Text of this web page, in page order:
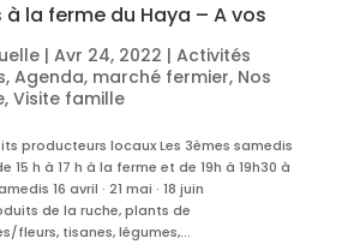
la ferme du Haya – A vos
| Avr 24, 2022 | Activités
, Agenda, marché fermier, Nos
, Visite famille
producteurs locaux Les 3èmes samedis
15 h à 17 h à la ferme et de 19h à 19h30 à
16 avril · 21 mai · 18 juin
de la ruche, plants de
fleurs, tisanes, légumes,...